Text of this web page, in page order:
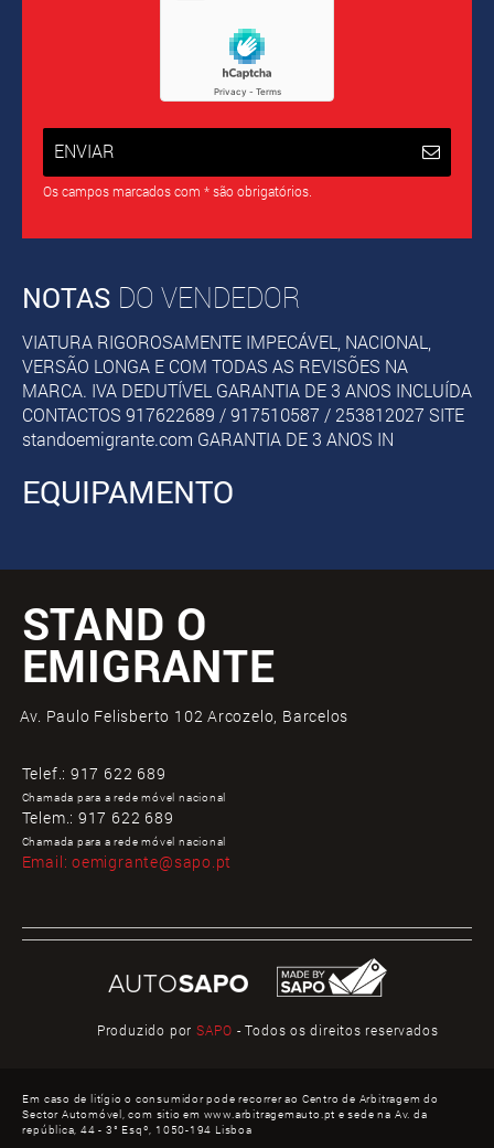
ENVIAR
Os campos marcados com * são obrigatórios.
NOTAS DO VENDEDOR
VIATURA RIGOROSAMENTE IMPECÁVEL, NACIONAL,
VERSÃO LONGA E COM TODAS AS REVISÕES NA
MARCA. IVA DEDUTÍVEL GARANTIA DE 3 ANOS INCLUÍDA
CONTACTOS 917622689 / 917510587 / 253812027 SITE
standoemigrante.com GARANTIA DE 3 ANOS IN
EQUIPAMENTO
STAND O
EMIGRANTE
Av. Paulo Felisberto 102 Arcozelo, Barcelos
Telef.: 917 622 689
Chamada para a rede móvel nacional
Telem.: 917 622 689
Chamada para a rede móvel nacional
Email:oemigrante@sapo.pt
Produzido por SAPO - Todos os direitos reservados
Em caso de litígio o consumidor pode recorrer ao Centro de Arbitragem do
Sector Automóvel, com sitio em www.arbitragemauto.pt e sede na Av. da
república, 44 - 3° Esqº, 1050-194 Lisboa